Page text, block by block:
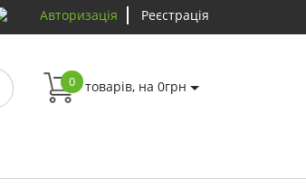
Авторизація Реєстрація
0 товарів, на 0грн